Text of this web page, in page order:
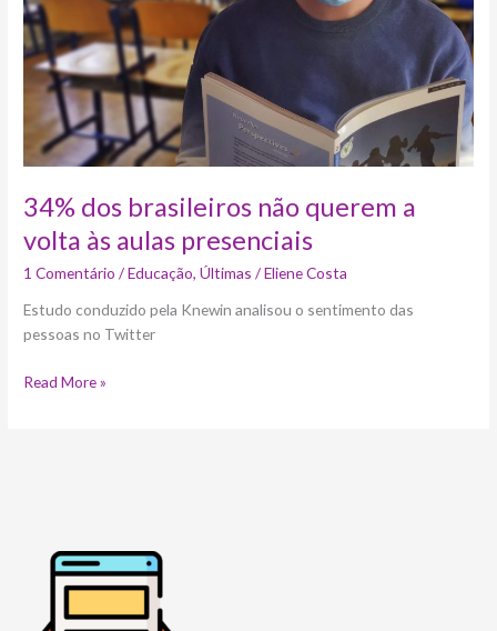
34% dos brasileiros não querem a
volta às aulas presenciais
1 Comentário /Educação,Últimas /Eliene Costa
Estudo conduzido pela Knewin analisou o sentimento das
pessoas no Twitter
às
aulas
presenciais
Read More »